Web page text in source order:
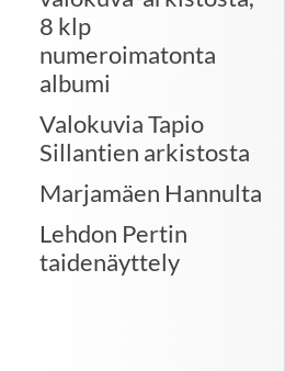
8 klp
numeroimatonta
albumi
Valokuvia Tapio
Sillantien arkistosta
Marjamäen Hannulta
Lehdon Pertin
taidenäyttely